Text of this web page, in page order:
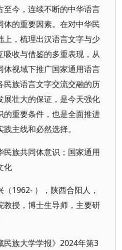
至今，连续不断的中华语言
的重要因素。在对中华民
上，梳理出汉语言文字与少
收与借鉴的多重表现，从
体视域下推广国家通用语言
民族语言文字交流交融的历
展壮大的保证，是今天强化
的重要条件，也是全面推进
主线和必然选择。
民族共同体意识；国家通用
化
（1962- ），陕西合阳人，
教授，博士生导师，主要研
民族大学学报》2024年第3